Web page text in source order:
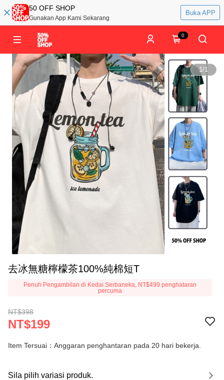
50 OFF SHOP
Gunakan App Kami Sekarang
Buka APP
0
1/1
去冰無糖檸檬茶100%純棉短T
Penuh Pengambilan di Kedai Serbaneka, NT$499 penghataran
percuma
NT$398
NT$199
Item Tersuai：Anggaran penghantaran pada 20 hari bekerja.
Sila pilih variasi produk.